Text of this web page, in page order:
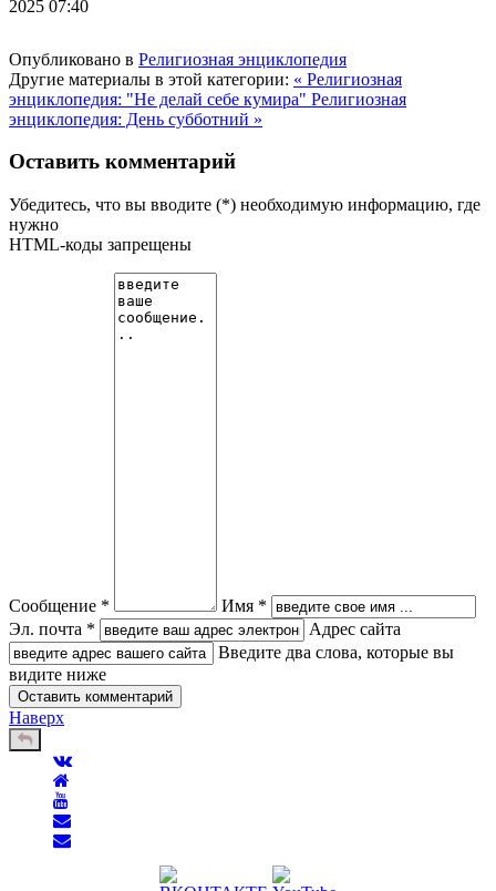
2025 07:40
Опубликовано в Религиозная энциклопедия
Другие материалы в этой категории: « Религиозная
энциклопедия: "Не делай себе кумира" Религиозная
энциклопедия: День субботний »
Оставить комментарий
Убедитесь, что вы вводите (*) необходимую информацию, где
нужно
HTML-коды запрещены
Сообщение *
Имя *
Эл. почта *
Адрес сайта
Введите два слова, которые вы
видите ниже
Наверх